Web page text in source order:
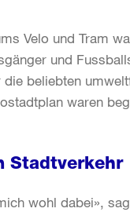
Velo und Tram
und
beliebten
waren
Stadtverkehr
wohl dabei»,